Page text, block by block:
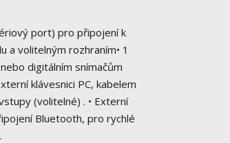
port) pro připojení k
a volitelným rozhraním• 1
digitálním snímačům
klávesnici PC, kabelem
(volitelné) . • Externí
Bluetooth, pro rychlé